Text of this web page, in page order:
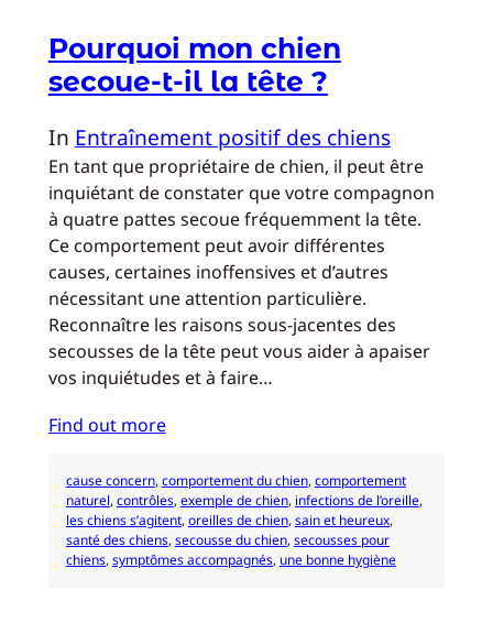
Pourquoi mon chien
secoue-t-il la tête ?
In Entraînement positif des chiens
En tant que propriétaire de chien, il peut être
inquiétant de constater que votre compagnon
à quatre pattes secoue fréquemment la tête.
Ce comportement peut avoir différentes
causes, certaines inoffensives et d’autres
nécessitant une attention particulière.
Reconnaître les raisons sous-jacentes des
secousses de la tête peut vous aider à apaiser
vos inquiétudes et à faire…
Find out more
cause concern, comportement du chien, comportement
naturel, contrôles, exemple de chien, infections de l’oreille
les chiens s’agitent, oreilles de chien, sain et heureux
santé des chiens, secousse du chien, secousses pour
chiens, symptômes accompagnés, une bonne hygiène